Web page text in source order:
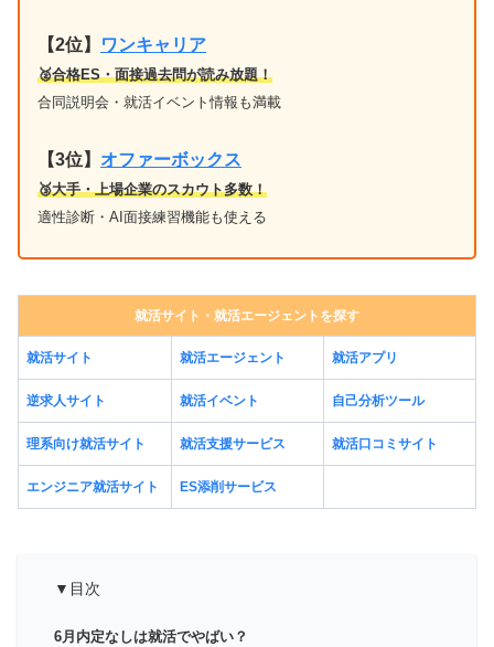
【2位】 ワンキャリア
🥈合格ES・面接過去問が読み放題！
合同説明会・就活イベント情報も満載
【3位】 オファーボックス
🥉大手・上場企業のスカウト多数！
適性診断・AI面接練習機能も使える
就活サイト・就活エージェントを探す
就活サイト 就活エージェント 就活アプリ
逆求人サイト 就活イベント 自己分析ツール
理系向け就活サイト 就活支援サービス 就活口コミサイト
エンジニア就活サイト ES添削サービス
▼目次
6月内定なしは就活でやばい？